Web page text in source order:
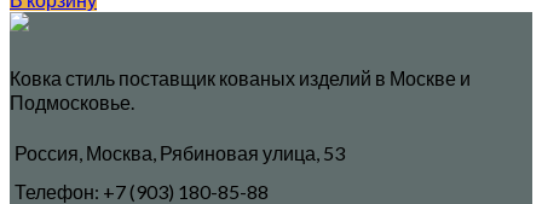
Ковка стиль поставщик кованых изделий в Москве и
Подмосковье.
Россия, Москва, Рябиновая улица, 53
Телефон: +7 (903) 180-85-88